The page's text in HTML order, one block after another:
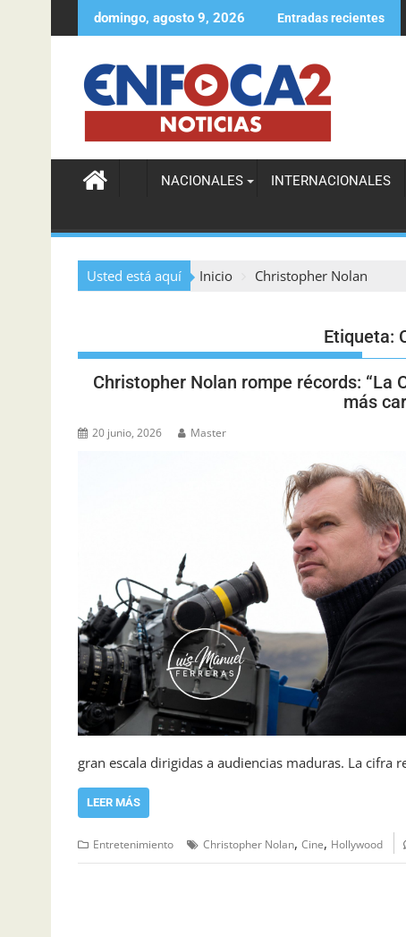
domingo, agosto 9, 2026 Entradas recientes
ETED anuncia interrupción
NACIONALES INTERNACIONALES
Usted está aquí Inicio Christopher Nolan
Etiqueta:
Christopher Nolan rompe récords: “La
más
20 junio, 2026 Master
gran escala dirigidas a audiencias maduras. La cifra
LEER MÁS
Entretenimiento Christopher Nolan, Cine, Hollywood